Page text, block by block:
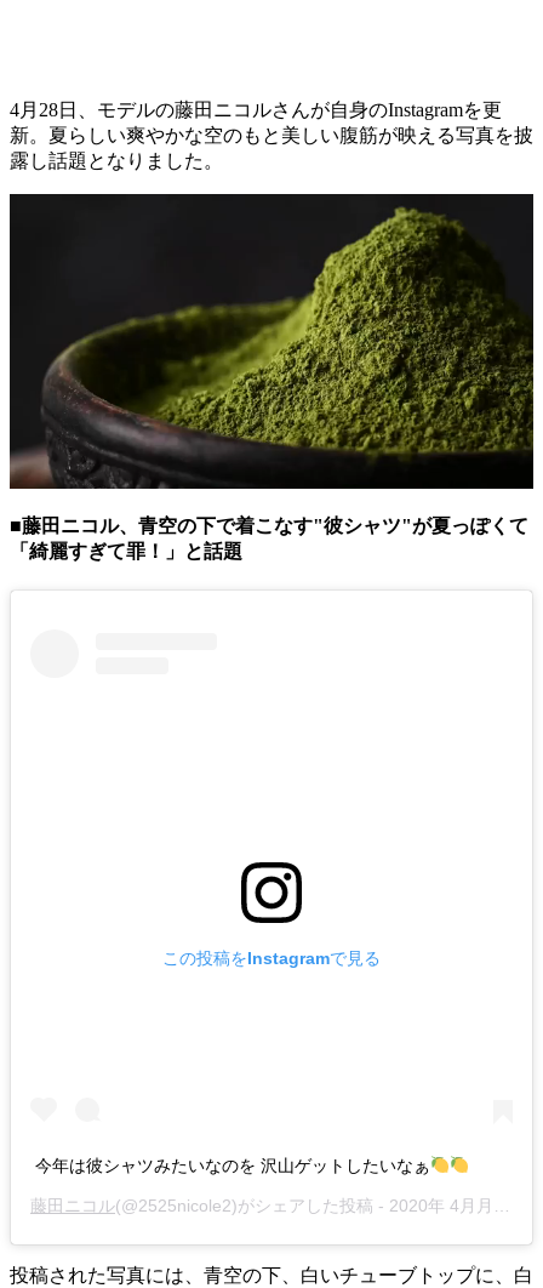
4月28日、モデルの藤田ニコルさんが自身のInstagramを更
新。夏らしい爽やかな空のもと美しい腹筋が映える写真を披
露し話題となりました。
■藤田ニコル、青空の下で着こなす"彼シャツ"が夏っぽくて
「綺麗すぎて罪！」と話題
この投稿をInstagramで見る
今年は彼シャツみたいなのを 沢山ゲットしたいなぁ
藤田ニコル(@2525nicole2)がシェアした投稿 - 2020年 4月月28日午前1時29分PDT
投稿された写真には、青空の下、白いチューブトップに、白